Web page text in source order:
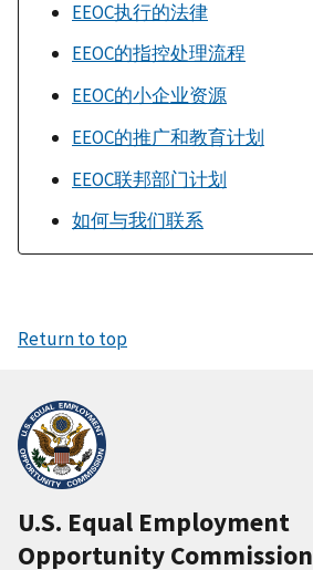
EEOC执行的法律
EEOC的指控处理流程
EEOC的小企业资源
EEOC的推广和教育计划
EEOC联邦部门计划
如何与我们联系
Return to top
U.S. Equal Employment
Opportunity Commission